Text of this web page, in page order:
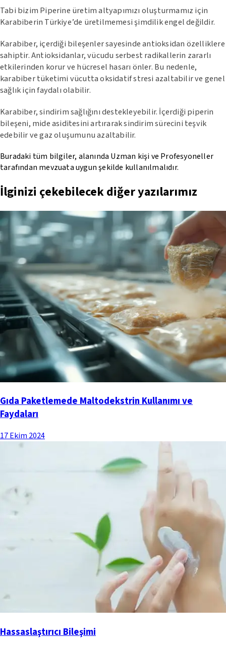
Tabi bizim Piperine üretim altyapımızı oluşturmamız için
Karabiberin Türkiye’de üretilmemesi şimdilik engel değildir.
Karabiber, içerdiği bileşenler sayesinde antioksidan özelliklere
sahiptir. Antioksidanlar, vücudu serbest radikallerin zararlı
etkilerinden korur ve hücresel hasarı önler. Bu nedenle,
karabiber tüketimi vücutta oksidatif stresi azaltabilir ve genel
sağlık için faydalı olabilir.
Karabiber, sindirim sağlığını destekleyebilir. İçerdiği piperin
bileşeni, mide asiditesini artırarak sindirim sürecini teşvik
edebilir ve gaz oluşumunu azaltabilir.
Buradaki tüm bilgiler, alanında Uzman kişi ve Profesyoneller
tarafından mevzuata uygun şekilde kullanılmalıdır.
İlginizi çekebilecek diğer yazılarımız
Gıda Paketlemede Maltodekstrin Kullanımı ve
Faydaları
17 Ekim 2024
Hassaslaştırıcı Bileşimi